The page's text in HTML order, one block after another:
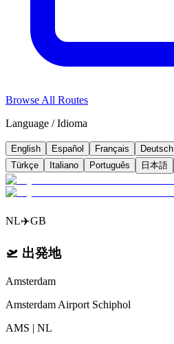
Browse All Routes
Language / Idioma
English Español Français Deutsch
Türkçe
Italiano Português 日本語
NL✈️GB
🛫 出発地
Amsterdam
Amsterdam Airport Schiphol
AMS | NL